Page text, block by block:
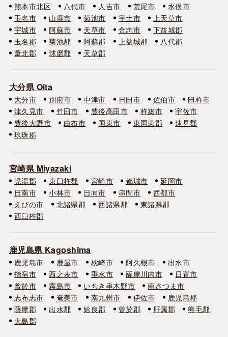
熊本市北区
八代市 人吉市 荒尾市
水俣市
玉名市
山鹿市 菊池市 宇土市
上天草市
宇城市
阿蘇市 天草市 合志市
下益城郡
玉名郡
菊池郡 阿蘇郡 上益城郡
八代郡
葦北郡
球磨郡 天草郡
大分県 Oita
大分市 別府市 中津市 日田市 佐伯市
臼杵市
津久見市
竹田市 豊後高田市 杵築市
宇佐市
豊後大野市
由布市 国東市 東国東郡
速見郡
玖珠郡
宮崎県 Miyazaki
児湯郡 東臼杵郡 宮崎市 都城市
延岡市
日南市
小林市 日向市 串間市
西都市
えびの市
北諸県郡 西諸県郡
東諸県郡
西臼杵郡
鹿児島県 Kagoshima
鹿児島市 鹿屋市 枕崎市 阿久根市
出水市
指宿市
西之表市 垂水市 薩摩川内市
日置市
曾於市
霧島市 いちき串木野市
南さつま市
志布志市
奄美市 南九州市 伊佐市
鹿児島郡
薩摩郡
出水郡 姶良郡 曽於郡 肝属郡
熊毛郡
大島郡